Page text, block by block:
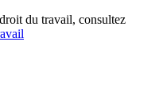
droit du travail, consultez